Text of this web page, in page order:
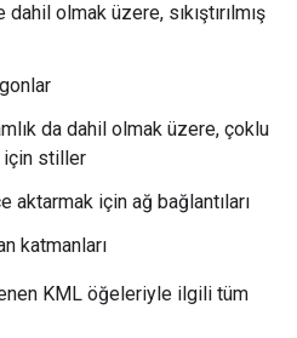
olmak üzere, sıkıştırılmış
da dahil olmak üzere, çoklu
stiller
aktarmak için ağ bağlantıları
katmanları
KML öğeleriyle ilgili tüm